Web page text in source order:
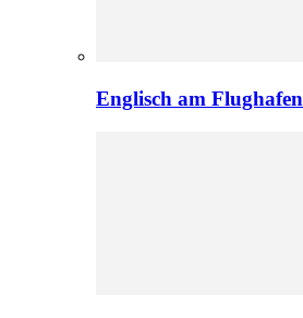
Englisch am Flughafen